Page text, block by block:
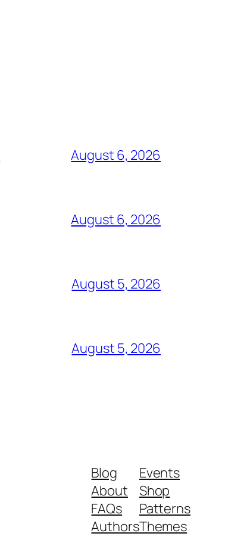
August 6, 2026
August 6, 2026
August 5, 2026
August 5, 2026
Blog
About
FAQs
Authors
Events
Shop
Patterns
Themes